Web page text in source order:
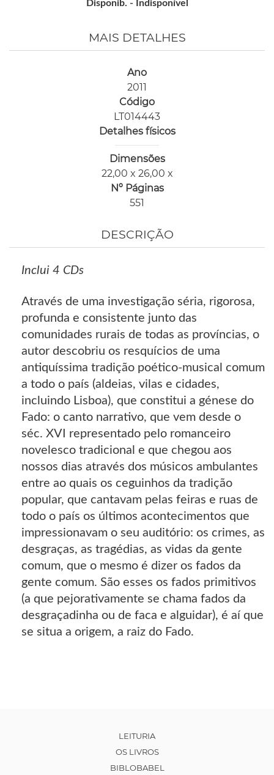
Disponib. -
Indisponível
MAIS DETALHES
Ano
2011
Código
LT014443
Detalhes físicos
Dimensões
22,00 x 26,00 x
Nº Páginas
551
DESCRIÇÃO
Inclui 4 CDs
Através de uma investigação séria, rigorosa,
profunda e consistente junto das
comunidades rurais de todas as províncias, o
autor descobriu os resquícios de uma
antiquíssima tradição poético-musical comum
a todo o país (aldeias, vilas e cidades,
incluindo Lisboa), que constitui a génese do
Fado: o canto narrativo, que vem desde o
séc. XVI representado pelo romanceiro
novelesco tradicional e que chegou aos
nossos dias através dos músicos ambulantes
entre ao quais os ceguinhos da tradição
popular, que cantavam pelas feiras e ruas de
todo o país os últimos acontecimentos que
impressionavam o seu auditório: os crimes, as
desgraças, as tragédias, as vidas da gente
comum, que o mesmo é dizer os fados da
gente comum. São esses os fados primitivos
(a que pejorativamente se chama fados da
desgraçadinha ou de faca e alguidar), é aí que
se situa a origem, a raiz do Fado.
LEITURIA
OS LIVROS
BIBLOBABEL